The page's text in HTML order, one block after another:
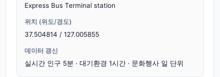
Express Bus Terminal station
위치 (위도/경도)
37.504814 / 127.005855
데이터 갱신
실시간 인구 5분 · 대기환경 1시간 · 문화행사 일 단위